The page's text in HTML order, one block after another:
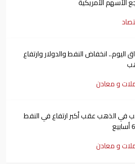
اليوم.. انخفاض النفط والدولار وارتفاع
و معادن
في الذهب عقب أكبر ارتفاع في النفط
و معادن